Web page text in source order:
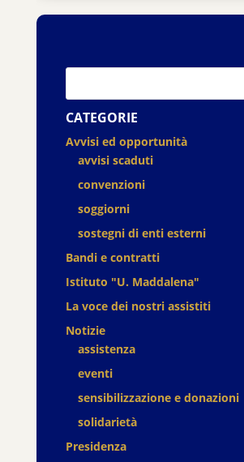
CATEGORIE
Avvisi ed opportunità
avvisi scaduti
convenzioni
soggiorni
sostegni di enti esterni
Bandi e contratti
Istituto "U. Maddalena"
La voce dei nostri assistiti
Notizie
assistenza
eventi
sensibilizzazione e donazioni
solidarietà
Presidenza